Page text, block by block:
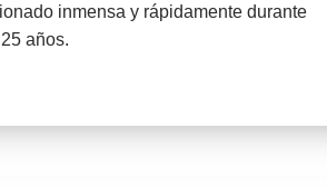
inmensa y rápidamente durante
años.